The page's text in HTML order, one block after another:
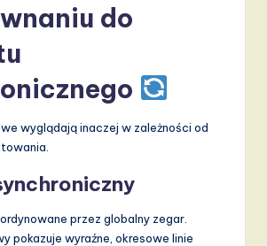
do
wyglądają inaczej w zależności od
przez globalny zegar.
pokazuje wyraźne, okresowe linie